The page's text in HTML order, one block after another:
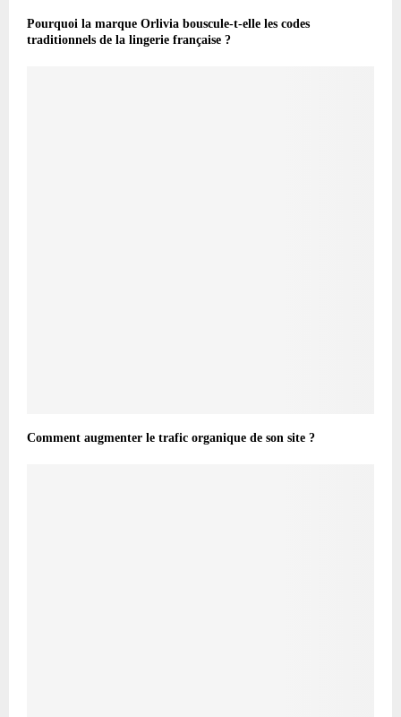
Pourquoi la marque Orlivia bouscule-t-elle les codes
traditionnels de la lingerie française ?
Comment augmenter le trafic organique de son site ?